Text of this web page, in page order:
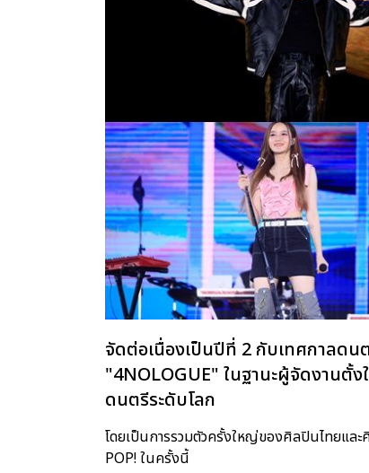
จัดต่อเนื่องเป็นปีที่ 2 กับเทศกาลด
"4NOLOGUE" ในฐานะผู้จัดงานตั้
ดนตรีระดับโลก
โดยเป็นการรวมตัวครั้งใหญ่ของศิลปินไทยแล
POP! ในครั้งนี้